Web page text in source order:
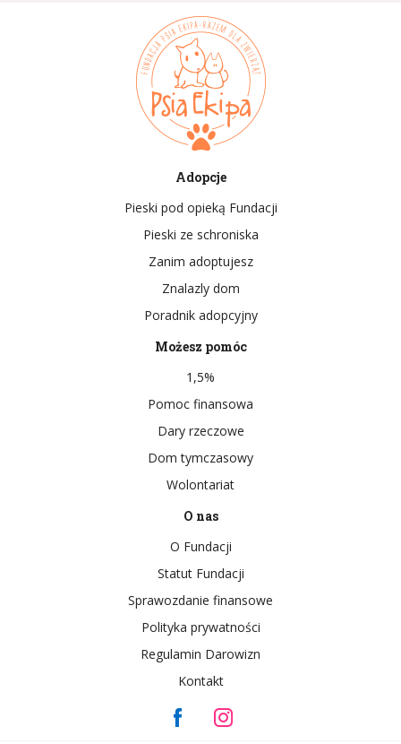
Adopcje
Pieski pod opieką Fundacji
Pieski ze schroniska
Zanim adoptujesz
Znalazly dom
Poradnik adopcyjny
Możesz pomóc
1,5%
Pomoc finansowa
Dary rzeczowe
Dom tymczasowy
Wolontariat
O nas
O Fundacji
Statut Fundacji
Sprawozdanie finansowe
Polityka prywatności
Regulamin Darowizn
Kontakt